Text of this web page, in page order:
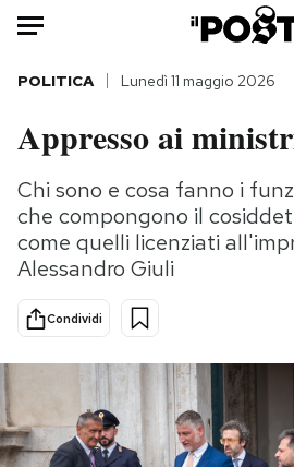
Auto
HOME
Mondo
Politica
Tecnologia
Internet
Scienza
Cultura
Economia
Sport
POLITICA Lunedì 11 maggio 2026
Appresso ai
Chi sono e cosa fanno i
che compongono il
come quelli licenziati
Alessandro Giuli
Condividi